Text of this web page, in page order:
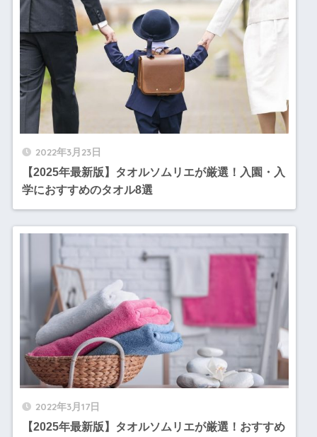
2022年3月23日
【2025年最新版】タオルソムリエが厳選！入園・入
学におすすめのタオル8選
2022年3月17日
【2025年最新版】タオルソムリエが厳選！おすすめ